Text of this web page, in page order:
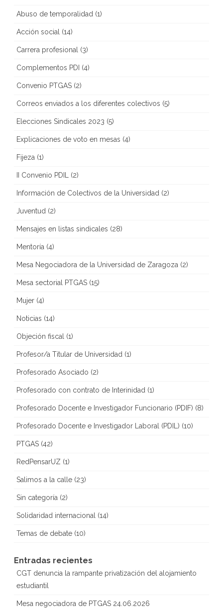
Abuso de temporalidad (1)
Acción social (14)
Carrera profesional (3)
Complementos PDI (4)
Convenio PTGAS (2)
Correos enviados a los diferentes colectivos (5)
Elecciones Sindicales 2023 (5)
Explicaciones de voto en mesas (4)
Fijeza (1)
II Convenio PDIL (2)
Información de Colectivos de la Universidad (2)
Juventud (2)
Mensajes en listas sindicales (28)
Mentoría (4)
Mesa Negociadora de la Universidad de Zaragoza (2)
Mesa sectorial PTGAS (15)
Mujer (4)
Noticias (14)
Objeción fiscal (1)
Profesor/a Titular de Universidad (1)
Profesorado Asociado (2)
Profesorado con contrato de Interinidad (1)
Profesorado Docente e Investigador Funcionario (PDIF) (8)
Profesorado Docente e Investigador Laboral (PDIL) (10)
PTGAS (42)
RedPensarUZ (1)
Salimos a la calle (23)
Sin categoría (2)
Solidaridad internacional (14)
Temas de debate (10)
Entradas recientes
CGT denuncia la rampante privatización del alojamiento
estudiantil
Mesa negociadora de PTGAS 24.06.2026